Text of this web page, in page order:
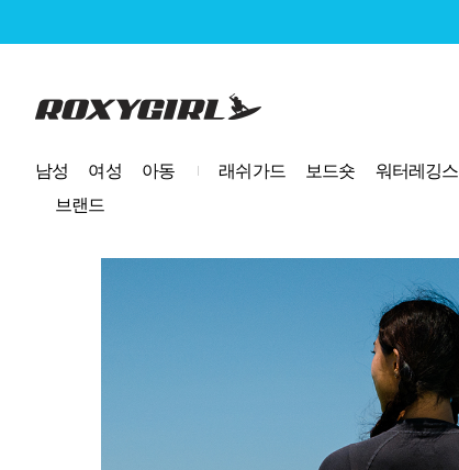
로고
남성 여성 아동 래쉬가드 보드숏 워터레깅스
브랜드